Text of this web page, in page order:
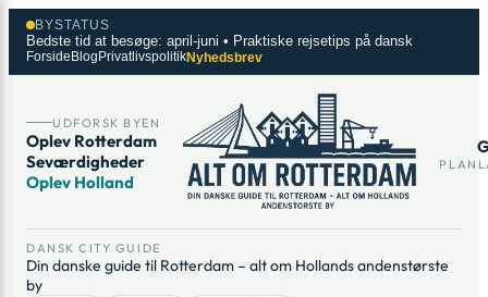
Spring
indhold
BYSTATUS
Bedste tid at besøge: april-juni • Praktiske rejsetips på dansk
Forside Blog PrivatlivspolitikNyhedsbrev
UDFORSK BYEN
Oplev Rotterdam
Seværdigheder
Oplev Holland
DANSK CITY GUIDE
Din danske guide til Rotterdam – alt om Hollands andenstørste
by